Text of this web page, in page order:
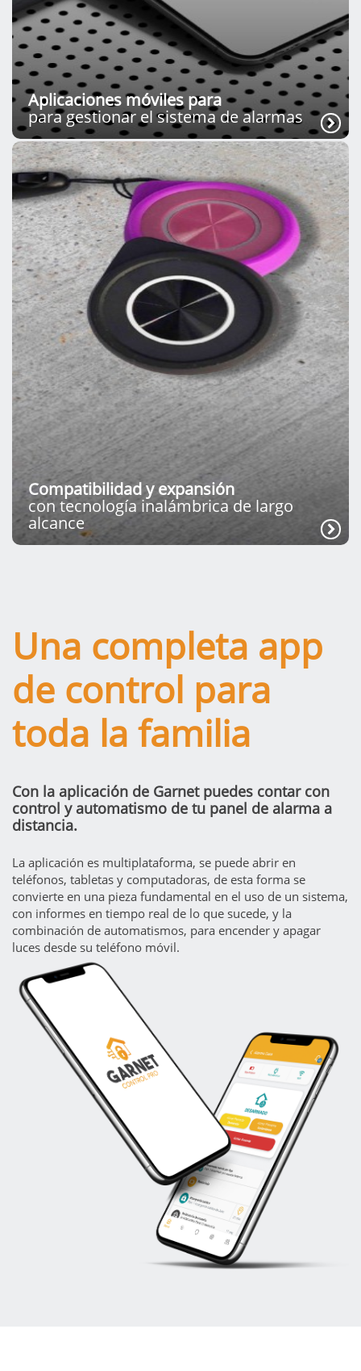
Aplicaciones móviles para
para gestionar el sistema de alarmas
Compatibilidad y expansión
con tecnología inalámbrica de largo
alcance
Una completa app
de control para
toda la familia
Con la aplicación de Garnet puedes contar con
control y automatismo de tu panel de alarma a
distancia.
La aplicación es multiplataforma, se puede abrir en
teléfonos, tabletas y computadoras, de esta forma se
convierte en una pieza fundamental en el uso de un sistema,
con informes en tiempo real de lo que sucede, y la
combinación de automatismos, para encender y apagar
luces desde su teléfono móvil.